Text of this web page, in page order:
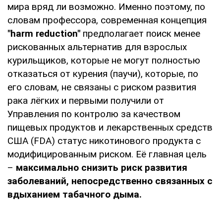
мира вряд ли возможно. Именно поэтому, по
словам профессора, современная концепция
"harm reduction" предполагает поиск менее
рискованных альтернатив для взрослых
курильщиков, которые не могут полностью
отказаться от курения (паучи), которые, по
его словам, не связаны с риском развития
рака лёгких и первыми получили от
Управления по контролю за качеством
пищевых продуктов и лекарственных средств
США (FDA) статус никотинового продукта с
модифицированным риском. Её главная цель
– максимально снизить риск развития
заболеваний, непосредственно связанных с
вдыханием табачного дыма.